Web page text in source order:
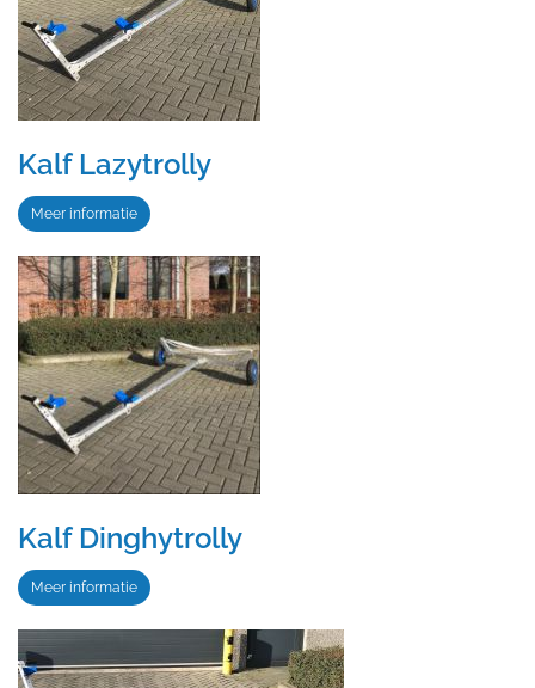
Kalf Lazytrolly
Meer informatie
Kalf Dinghytrolly
Meer informatie